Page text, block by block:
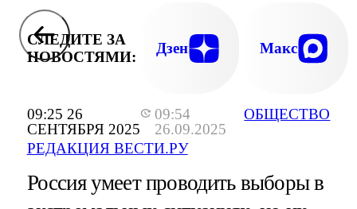
09:25 26
СЕНТЯБРЯ 2025
09:54
26.09.2025
РЕДАКЦИЯ ВЕСТИ.РУ
ОБЩЕСТВО
СЛЕДИТЕ ЗА
НОВОСТЯМИ:
Дзен Макс
Россия умеет проводить выборы в